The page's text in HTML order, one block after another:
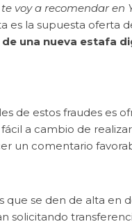
voy a recomendar
es la supuesta oferta
una nueva estafa
de estos fraudes es
a cambio de
un comentario
que se den de alta en
solicitando